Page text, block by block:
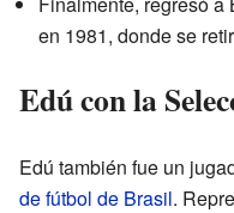
en 1981, donde se
Edú con la
Edú también fue un
de fútbol de Brasil.